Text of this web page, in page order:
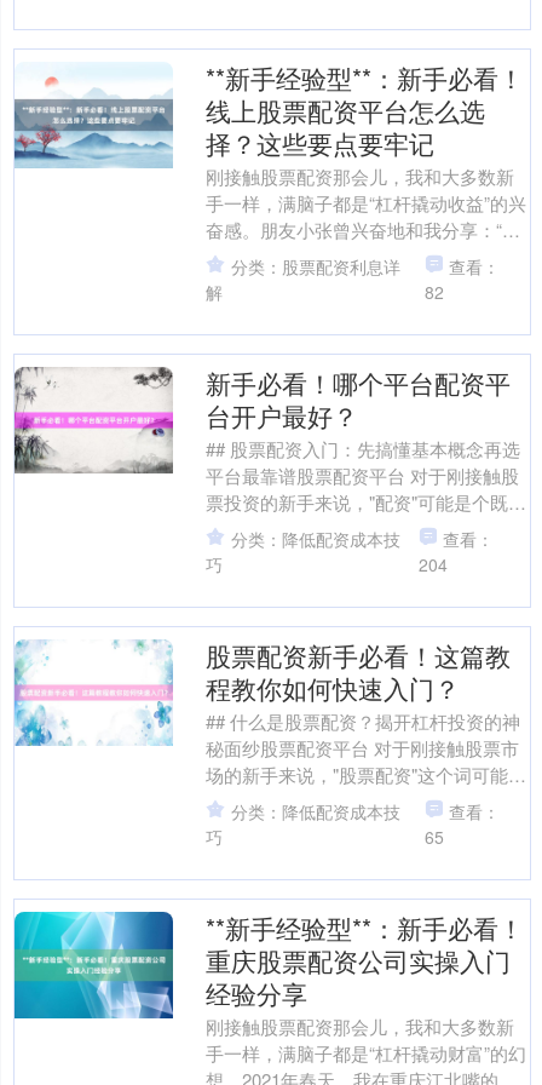
**新手经验型**：新手必看！
线上股票配资平台怎么选
择？这些要点要牢记
刚接触股票配资那会儿，我和大多数新
手一样，满脑子都是“杠杆撬动收益”的兴
奋感。朋友小张曾兴奋地和我分享：“我
用5万本金配了20万，三天赚了1.5
万！”这句话像根....
分类：股票配资利息详
解
查看：
82
新手必看！哪个平台配资平
台开户最好？
## 股票配资入门：先搞懂基本概念再选
平台最靠谱股票配资平台 对于刚接触股
票投资的新手来说，"配资"可能是个既熟
悉又陌生的词。简单来说，股票配资就
是投资者通过向....
分类：降低配资成本技
巧
查看：
204
股票配资新手必看！这篇教
程教你如何快速入门？
## 什么是股票配资？揭开杠杆投资的神
秘面纱股票配资平台 对于刚接触股票市
场的新手来说，"股票配资"这个词可能既
陌生又充满诱惑。简单来说，**股票配资
**是一种....
分类：降低配资成本技
巧
查看：
65
**新手经验型**：新手必看！
重庆股票配资公司实操入门
经验分享
刚接触股票配资那会儿，我和大多数新
手一样，满脑子都是“杠杆撬动财富”的幻
想。2021年春天，我在重庆江北嘴的一
14311.01 +200.89 +1.42%
4694.44 +43.13 +0.93%
1134.24 +11.37 +1.01%
创业板指 3563.12 +47.56 +1.35%